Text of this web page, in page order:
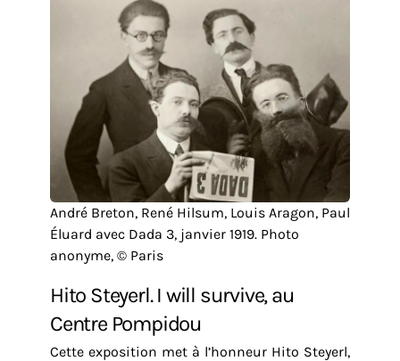
André Breton, René Hilsum, Louis Aragon, Paul
Éluard avec Dada 3, janvier 1919. Photo
anonyme, © Paris
Hito Steyerl. I will survive, au
Centre Pompidou
Cette exposition met à l’honneur Hito Steyerl,